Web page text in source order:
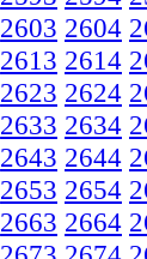
2603 2604
2613 2614
2623 2624
2633 2634
2643 2644
2653 2654
2663 2664